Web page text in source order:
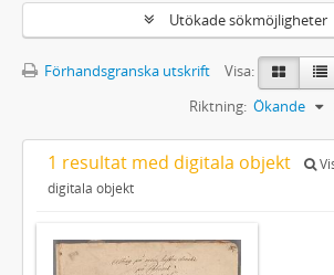
Utökade sökmöjligheter
Förhandsgranska utskrift
Visa:
Riktning: Ökande
1 resultat med digitala objekt
digitala objekt